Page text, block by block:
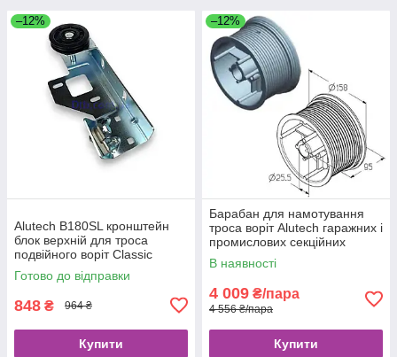
–12%
Alutech B180SL кронштейн
блок верхній для троса
подвійного воріт Classic
Prestige лівий
Готово до відправки
848 ₴ 964 ₴
Купити
–12%
Барабан для намотування
троса воріт Alutech гаражних і
промислових секційних
CD018N
В наявності
4 009 ₴/пара
4 556 ₴/пара
Купити